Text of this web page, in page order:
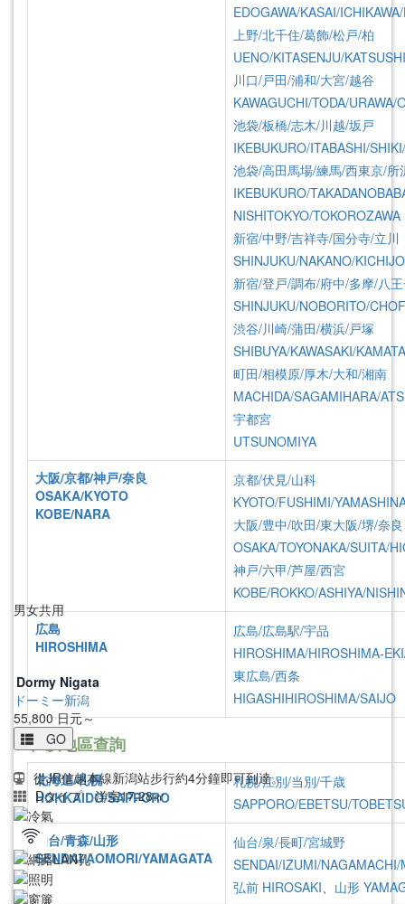
EDOGAWA/KASAI/
上野/北千住/葛飾/松戸/柏
UENO/KITASENJU/
川口/戸田/浦和/大宮/越谷
KAWAGUCHI/TODA/URAWA/
池袋/板橋/志木/川越/坂戸
IKEBUKURO/ITABASHI/
池袋/高田馬場/練馬/西東京/所
IKEBUKURO/
NISHITOKYO/TOKOROZAWA
新宿/中野/吉祥寺/国分寺/立川
SHINJUKU/NAKANO/
新宿/登戸/調布/府中/多摩/八
SHINJUKU/NOBORITO/
渋谷/川崎/蒲田/横浜/戸塚
SHIBUYA/KAWASAKI/
町田/相模原/厚木/大和/湘南
MACHIDA/SAGAMIHARA/
宇都宮
UTSUNOMIYA
大阪/京都/神戸/奈良
OSAKA/KYOTO
KOBE/NARA
京都/伏見/山科
KYOTO/FUSHIMI/
大阪/豊中/吹田/東大阪/堺/奈良
OSAKA/TOYONAKA/SUITA/
神戸/六甲/芦屋/西宮
KOBE/ROKKO/ASHIYA/
広島
HIROSHIMA
広島/広島駅/宇品
HIROSHIMA/HIROSHIMA-
東広島/西条
HIGASHIHIROSHIMA/SAIJO
以地區查詢
北海道/札幌
HOKKAIDO/SAPPORO
札幌/江別/当別/千歳
SAPPORO/EBETSU/
仙台/青森/山形
SENDAI/AOMORI/YAMAGATA
仙台/泉/長町/宮城野
SENDAI/IZUMI/NAGAMACHI/
弘前 HIROSAKI、 山形
Total 3、1 Page
男女共用
Dormy Nigata
ドーミー新潟
55,800日元～
GO
從JR信越本線新潟站步行約4分鐘即可到達。
Dタイプ 洋室17.28㎡